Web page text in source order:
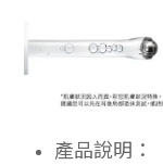
產品說明：